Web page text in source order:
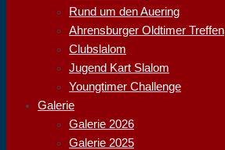
Rund um den Auering
Ahrensburger Oldtimer Treffen
Clubslalom
Jugend Kart Slalom
Youngtimer Challenge
Galerie
Galerie 2026
Galerie 2025